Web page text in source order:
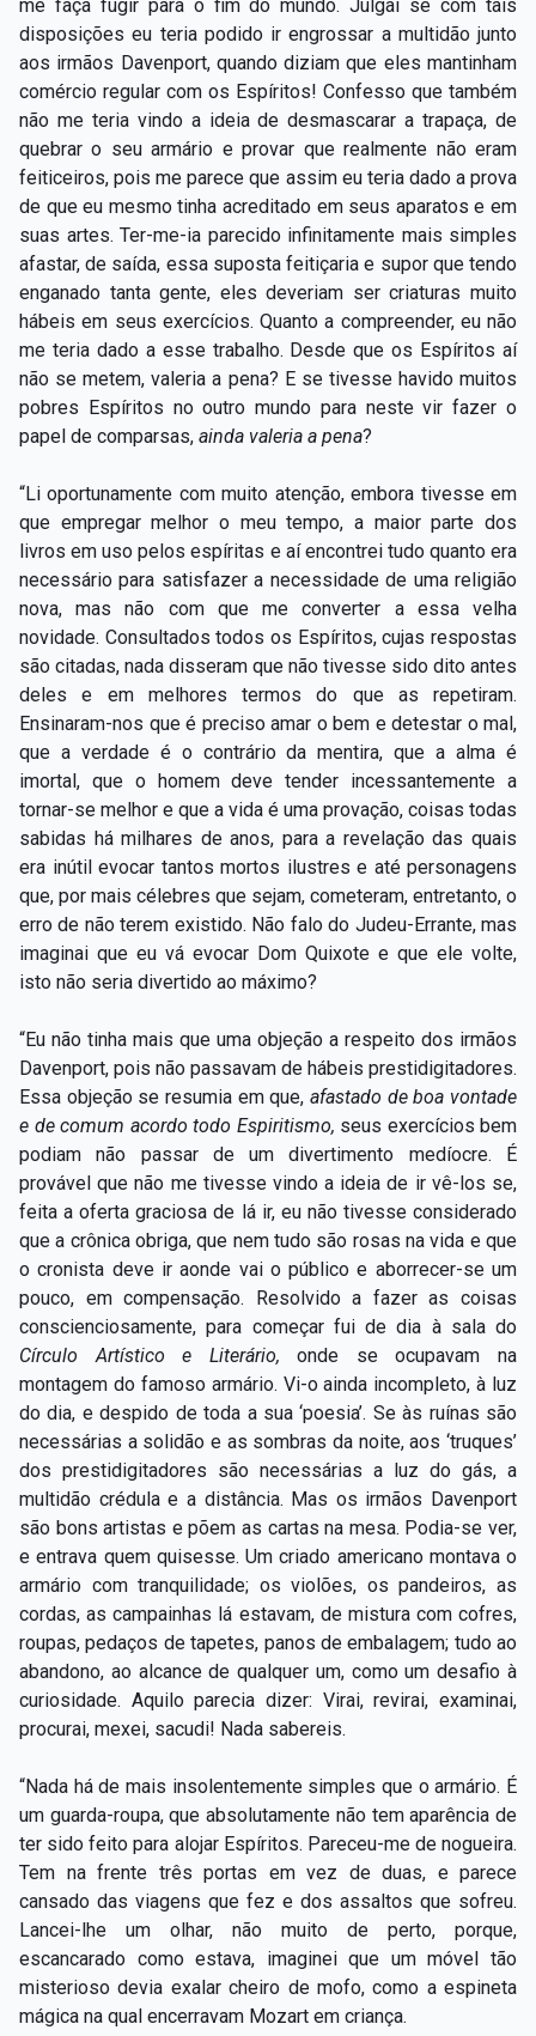
me faça fugir para o fim do mundo. Julgai se com tais
disposições eu teria podido ir engrossar a multidão junto
aos irmãos Davenport, quando diziam que eles mantinham
comércio regular com os Espíritos! Confesso que também
não me teria vindo a ideia de desmascarar a trapaça, de
quebrar o seu armário e provar que realmente não eram
feiticeiros, pois me parece que assim eu teria dado a prova
de que eu mesmo tinha acreditado em seus aparatos e em
suas artes. Ter-me-ia parecido infinitamente mais simples
afastar, de saída, essa suposta feitiçaria e supor que tendo
enganado tanta gente, eles deveriam ser criaturas muito
hábeis em seus exercícios. Quanto a compreender, eu não
me teria dado a esse trabalho. Desde que os Espíritos aí
não se metem, valeria a pena? E se tivesse havido muitos
pobres Espíritos no outro mundo para neste vir fazer o
papel de comparsas, ainda valeria a pena?
“Li oportunamente com muito atenção, embora tivesse em
que empregar melhor o meu tempo, a maior parte dos
livros em uso pelos espíritas e aí encontrei tudo quanto era
necessário para satisfazer a necessidade de uma religião
nova, mas não com que me converter a essa velha
novidade. Consultados todos os Espíritos, cujas respostas
são citadas, nada disseram que não tivesse sido dito antes
deles e em melhores termos do que as repetiram.
Ensinaram-nos que é preciso amar o bem e detestar o mal,
que a verdade é o contrário da mentira, que a alma é
imortal, que o homem deve tender incessantemente a
tornar-se melhor e que a vida é uma provação, coisas todas
sabidas há milhares de anos, para a revelação das quais
era inútil evocar tantos mortos ilustres e até personagens
que, por mais célebres que sejam, cometeram, entretanto, o
erro de não terem existido. Não falo do Judeu-Errante, mas
imaginai que eu vá evocar Dom Quixote e que ele volte,
isto não seria divertido ao máximo?
“Eu não tinha mais que uma objeção a respeito dos irmãos
Davenport, pois não passavam de hábeis prestidigitadores.
Essa objeção se resumia em que, afastado de boa vontade
e de comum acordo todo Espiritismo, seus exercícios bem
podiam não passar de um divertimento medíocre. É
provável que não me tivesse vindo a ideia de ir vê-los se,
feita a oferta graciosa de lá ir, eu não tivesse considerado
que a crônica obriga, que nem tudo são rosas na vida e que
o cronista deve ir aonde vai o público e aborrecer-se um
pouco, em compensação. Resolvido a fazer as coisas
conscienciosamente, para começar fui de dia à sala do
Círculo Artístico e Literário,onde se ocupavam na
montagem do famoso armário. Vi-o ainda incompleto, à luz
do dia, e despido de toda a sua ‘poesia’. Se às ruínas são
necessárias a solidão e as sombras da noite, aos ‘truques’
dos prestidigitadores são necessárias a luz do gás, a
multidão crédula e a distância. Mas os irmãos Davenport
são bons artistas e põem as cartas na mesa. Podia-se ver,
e entrava quem quisesse. Um criado americano montava o
armário com tranquilidade; os violões, os pandeiros, as
cordas, as campainhas lá estavam, de mistura com cofres,
roupas, pedaços de tapetes, panos de embalagem; tudo ao
abandono, ao alcance de qualquer um, como um desafio à
curiosidade. Aquilo parecia dizer: Virai, revirai, examinai,
procurai, mexei, sacudi! Nada sabereis.
“Nada há de mais insolentemente simples que o armário. É
um guarda-roupa, que absolutamente não tem aparência de
ter sido feito para alojar Espíritos. Pareceu-me de nogueira.
Tem na frente três portas em vez de duas, e parece
cansado das viagens que fez e dos assaltos que sofreu.
Lancei-lhe um olhar, não muito de perto, porque,
escancarado como estava, imaginei que um móvel tão
misterioso devia exalar cheiro de mofo, como a espineta
mágica na qual encerravam Mozart em criança.